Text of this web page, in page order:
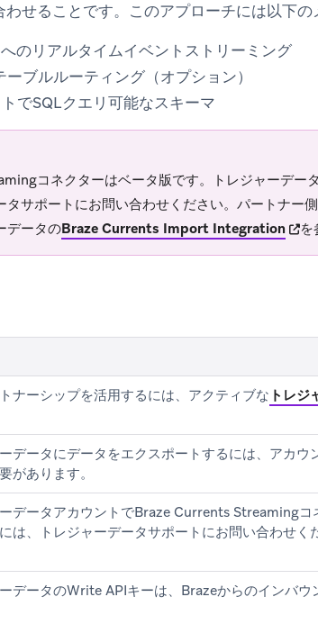
わせることです。このアプローチには以下の
のリアルタイムイベントストリーミング
ブルルーティング（オプション）
でSQLクエリ可能なスキーマ
コネクターはベータ版です。トレジャーデー
タサポートにお問い合わせください。パートナー
データのBraze Currents Import Integration を
ナーシップを活用するには、アクティブな トレジ
データにデータをエクスポートするには、アカウ
があります。
データアカウントでBraze Currents Streaming
は、トレジャーデータサポートにお問い合わせく
データのWrite APIキーは、Brazeからのインバウ